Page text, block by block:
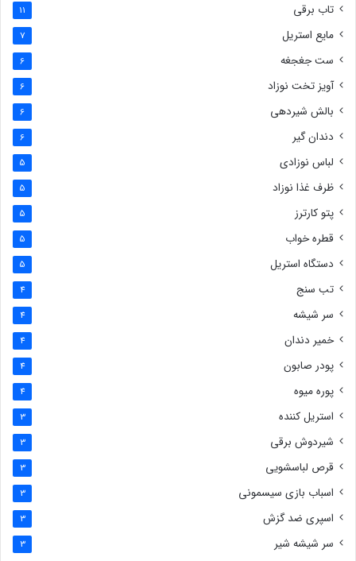
تاب برقی 11
مایع استریل 7
ست جغجغه 6
آویز تخت نوزاد 6
بالش شیردهی 6
دندان گیر 6
لباس نوزادی 5
ظرف غذا نوزاد 5
پتو کارترز 5
قطره خواب 5
دستگاه استریل 5
تب سنج 4
سر شیشه 4
خمیر دندان 4
پودر صابون 4
پوره میوه 4
استریل کننده 3
شیردوش برقی 3
قرص لباسشویی 3
اسباب بازی سیسمونی 3
اسپری ضد گزش 3
سر شیشه شیر 3